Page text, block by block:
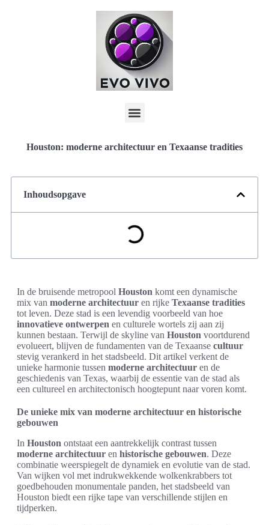
Houston: moderne architectuur en Texaanse tradities
Inhoudsopgave
In de bruisende metropool Houston komt een dynamische
mix van moderne architectuur en rijke Texaanse tradities
tot leven. Deze stad is een levendig voorbeeld van hoe
innovatieve ontwerpen en culturele wortels zij aan zij
kunnen bestaan. Terwijl de skyline van Houston voortdurend
evolueert, blijven de fundamenten van de Texaanse cultuur
stevig verankerd in het stadsbeeld. Dit artikel verkent de
unieke harmonie tussen moderne architectuur en de
geschiedenis van Texas, waarbij de essentie van de stad als
een cultureel en architectonisch hoogtepunt naar voren komt.
De unieke mix van moderne architectuur en historische
gebouwen
In Houston ontstaat een aantrekkelijk contrast tussen
moderne architectuur en historische gebouwen. Deze
combinatie weerspiegelt de dynamiek en evolutie van de stad.
Van wijken vol met indrukwekkende wolkenkrabbers tot
goedbehouden monumentale panden, het stadsbeeld van
Houston biedt een rijke tape van verschillende stijlen en
tijdperken.